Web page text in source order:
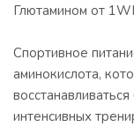
Глютамином от
Спортивное
аминокислота,
интенсивных